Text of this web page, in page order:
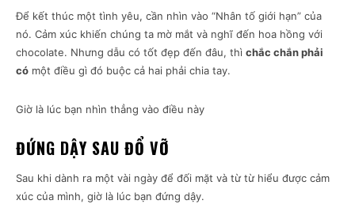
Để kết thúc một tình yêu, cần nhìn vào “Nhân tố giới hạn” của
nó. Cảm xúc khiến chúng ta mờ mắt và nghĩ đến hoa hồng với
chocolate. Nhưng dẫu có tốt đẹp đến đâu, thì chắc chắn phải
có một điều gì đó buộc cả hai phải chia tay.
Giờ là lúc bạn nhìn thẳng vào điều này
ĐỨNG DẬY SAU ĐỔ VỠ
Sau khi dành ra một vài ngày để đối mặt và từ từ hiểu được cảm
xúc của mình, giờ là lúc bạn đứng dậy.